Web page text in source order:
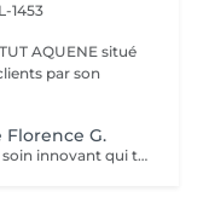
1453
AQUENE situé
par son
G.
Soin Révolution Méthode Florence G Un soin innovant qui transforme visiblement la qualité de la peau. Le Soin Révolution de la méthode Florence G est un protocole hautement technologique et manuel et 100 % naturel combinant des techniques exclusives de stimulation tissulaire, d'oxygénation cutanée et de remodelage facial. Ce soin nouvelle génération agit en profondeur pour relancer les fonctions naturelles de la peau, améliorer son aspect global et lui redonner toute sa vitalité sans l'abimer, sans douleur et sans éviction sociale. Les bénéfices du soin: - Lisse immédiatement les rides et ridules - Raffermit et redessine les contours du visage - Booste l'éclat et l'oxygénation - Réduit visiblement les signes de fatigue - Améliore la texture de la peau Les effets du soin vont s'accentuer encore pendant 3 à 4 semaines. C'est également un soin fantastique pour travailler les cicatrices (du corps également), les peaux atopiques, vergetures blanches ou violacées. AUCUNE ÉPILATION VISAGE NE POURRA ÊTRE FAITE PENDANT LE SOIN.